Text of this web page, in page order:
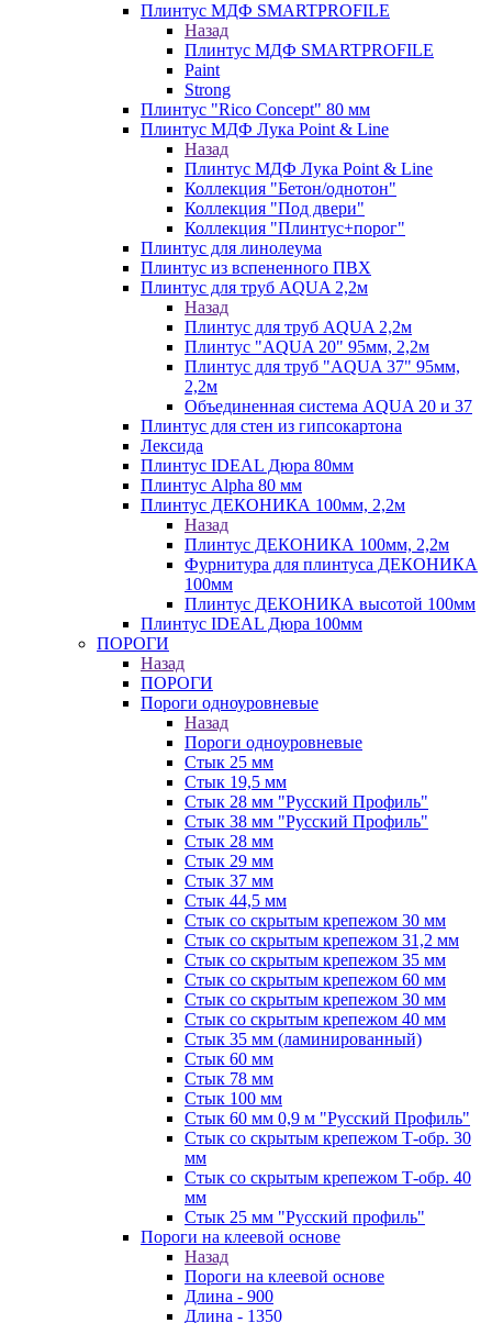
Плинтус МДФ SMARTPROFILE
Назад
Плинтус МДФ SMARTPROFILE
Paint
Strong
Плинтус "Rico Concept" 80 мм
Плинтус МДФ Лука Point & Line
Назад
Плинтус МДФ Лука Point & Line
Коллекция "Бетон/однотон"
Коллекция "Под двери"
Коллекция "Плинтус+порог"
Плинтус для линолеума
Плинтус из вспененного ПВХ
Плинтус для труб AQUA 2,2м
Назад
Плинтус для труб AQUA 2,2м
Плинтус "AQUA 20" 95мм, 2,2м
Плинтус для труб "AQUA 37" 95мм,
2,2м
Объединенная система AQUA 20 и 37
Плинтус для стен из гипсокартона
Лексида
Плинтус IDEAL Дюра 80мм
Плинтус Alpha 80 мм
Плинтус ДЕКОНИКА 100мм, 2,2м
Назад
Плинтус ДЕКОНИКА 100мм, 2,2м
Фурнитура для плинтуса ДЕКОНИКА
100мм
Плинтус ДЕКОНИКА высотой 100мм
Плинтус IDEAL Дюра 100мм
ПОРОГИ
Назад
ПОРОГИ
Пороги одноуровневые
Назад
Пороги одноуровневые
Стык 25 мм
Стык 19,5 мм
Стык 28 мм "Русский Профиль"
Стык 38 мм "Русский Профиль"
Стык 28 мм
Стык 29 мм
Стык 37 мм
Стык 44,5 мм
Стык со скрытым крепежом 30 мм
Стык со скрытым крепежом 31,2 мм
Стык со скрытым крепежом 35 мм
Стык со скрытым крепежом 60 мм
Стык со скрытым крепежом 30 мм
Стык со скрытым крепежом 40 мм
Стык 35 мм (ламинированный)
Стык 60 мм
Стык 78 мм
Стык 100 мм
Стык 60 мм 0,9 м "Русский Профиль"
Стык со скрытым крепежом Т-обр. 30
мм
Стык со скрытым крепежом Т-обр. 40
мм
Стык 25 мм "Русский профиль"
Пороги на клеевой основе
Назад
Пороги на клеевой основе
Длина - 900
Длина - 1350